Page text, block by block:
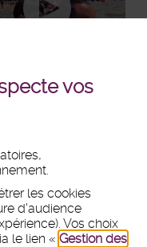
vos
les cookies
d'audience
Vos choix
le lien « Gestion des
+ DE VIDÉOS